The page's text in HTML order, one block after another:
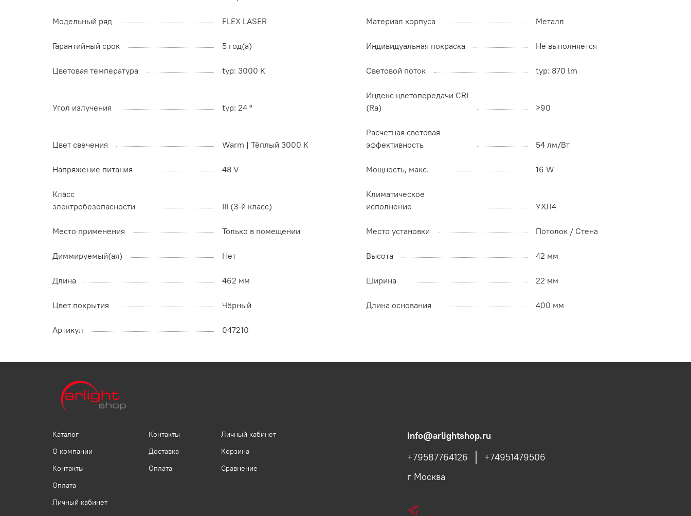
Модельный ряд FLEX LASER Материал корпуса Металл
Гарантийный срок 5 год(а) Индивидуальная покраска Не выполняется
Цветовая температура typ: 3000 K Световой поток typ: 870 lm
Угол излучения typ: 24 °
Индекс цветопередачи CRI
(Ra)
>90
Цвет свечения Warm | Тёплый 3000 K
Расчетная световая
эффективность
54 лм/Вт
Напряжение питания 48 V Мощность, макс. 16 W
Класс
электробезопасности
III (3-й класс)
Климатическое
исполнение
УХЛ4
Место применения Только в помещении Место установки Потолок / Cтена
Диммируемый(ая) Нет Высота 42 мм
Длина 462 мм Ширина 22 мм
Цвет покрытия Чёрный Длина основания 400 мм
Артикул 047210
Каталог
О компании
Контакты
Оплата
Личный кабинет
Контакты
Доставка
Оплата
Личный кабинет
Корзина
Сравнение
info@arlightshop.ru
+79587764126
+74951479506
г Москва